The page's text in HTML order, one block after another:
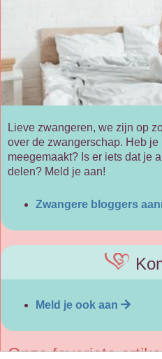
Lieve zwangeren, we zijn op
over de zwangerschap. Heb
meegemaakt? Is er iets dat je
delen? Meld je aan!
Zwangere bloggers
Meld je ook aan
Onze favoriete